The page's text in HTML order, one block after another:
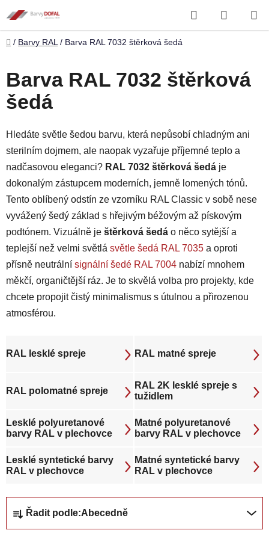
na
obsah
Hledat
KOŠÍK
Domů
/ Barvy RAL / Barva RAL 7032 štěrková šedá
Barva RAL 7032 štěrková
šedá
Hledáte světle šedou barvu, která nepůsobí chladným ani
sterilním dojmem, ale naopak vyzařuje příjemné teplo a
nadčasovou eleganci? RAL 7032 štěrková šedá je
dokonalým zástupcem moderních, jemně lomených tónů.
Tento oblíbený odstín ze vzorníku RAL Classic v sobě nese
vyvážený šedý základ s hřejivým béžovým až pískovým
podtónem. Vizuálně je štěrková šedá o něco sytější a
teplejší než velmi světlá světle šedá RAL 7035 a oproti
přísně neutrální signální šedé RAL 7004 nabízí mnohem
měkčí, organičtější ráz. Je to skvělá volba pro projekty, kde
chcete propojit čistý minimalismus s útulnou a přirozenou
atmosférou.
RAL lesklé spreje RAL matné spreje
RAL polomatné spreje
RAL 2K lesklé spreje s
tužidlem
Lesklé polyuretanové
barvy RAL v plechovce
Matné polyuretanové
barvy RAL v plechovce
Lesklé syntetické barvy
RAL v plechovce
Matné syntetické barvy
RAL v plechovce
Řadit podle:Abecedně